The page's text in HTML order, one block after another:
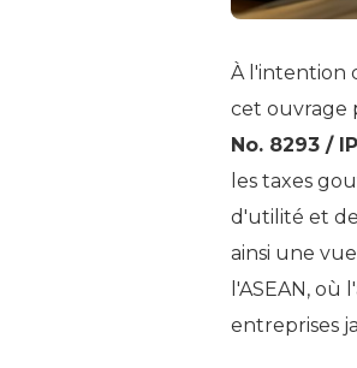
À l'intention
cet ouvrage
No. 8293 /
les taxes
d'utilité et
ainsi une
l'ASEAN,
entreprises